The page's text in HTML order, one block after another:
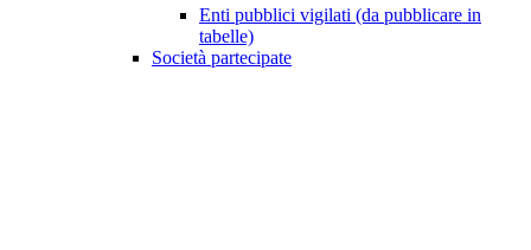
Enti pubblici vigilati (da pubblicare in
tabelle)
Società partecipate